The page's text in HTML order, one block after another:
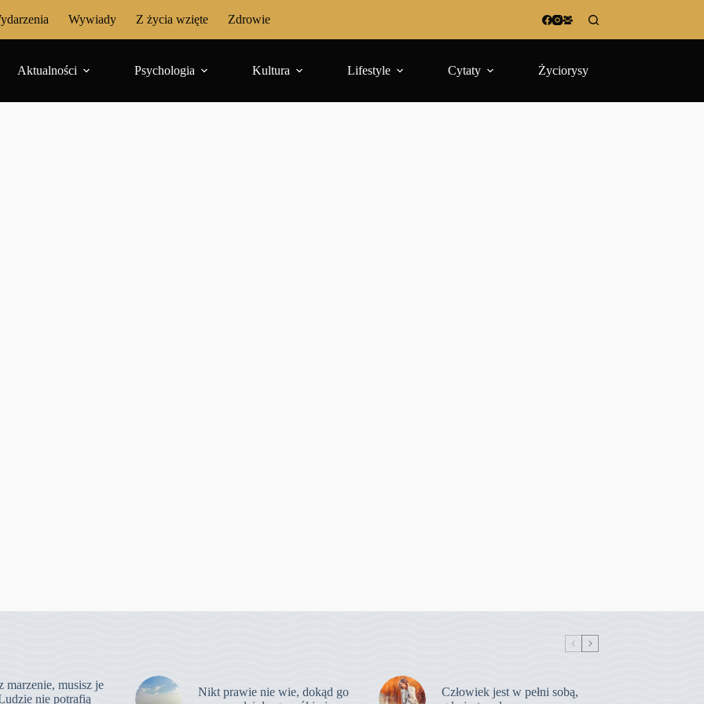
Wywiady Z życia wzięte Zdrowie
Aktualności Psychologia Kultura Lifestyle Cytaty Życiorysy
marzenie, musisz je
nie potrafią
Nikt prawie nie wie, dokąd go
Człowiek jest w pełni sobą,